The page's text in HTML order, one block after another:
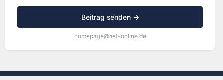
Beitrag senden →
homepage@nef-online.de